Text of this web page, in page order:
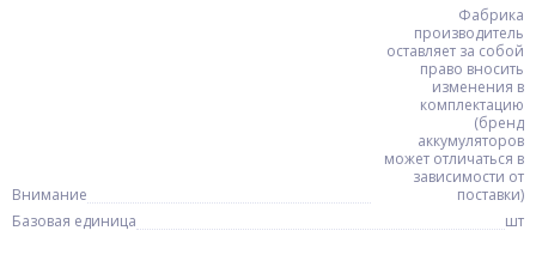
Внимание
Фабрика
производитель
оставляет за собой
право вносить
изменения в
комплектацию
(бренд
аккумуляторов
может отличаться в
зависимости от
поставки)
Базовая единица
шт